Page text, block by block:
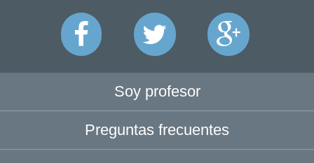
Soy profesor
Preguntas frecuentes